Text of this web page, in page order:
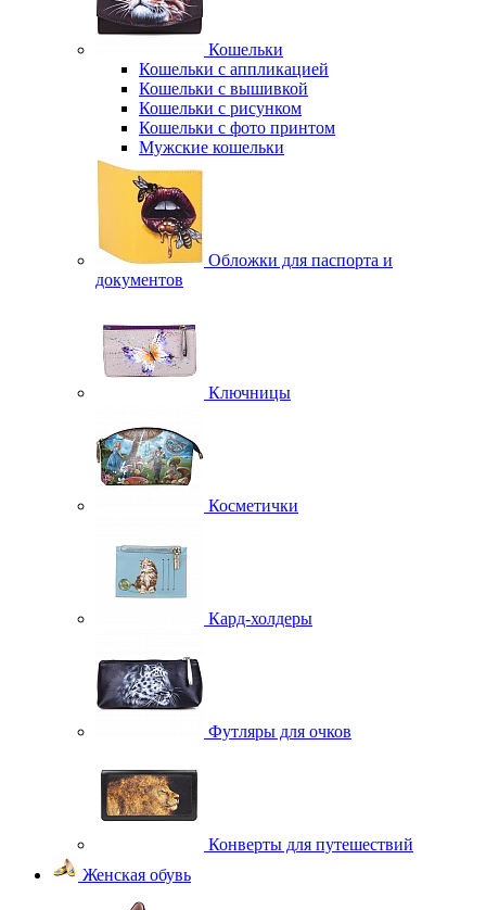
Кошельки
Кошельки с аппликацией
Кошельки с вышивкой
Кошельки с рисунком
Кошельки с фото принтом
Мужские кошельки
Обложки для паспорта и
документов
Ключницы
Косметички
Кард-холдеры
Футляры для очков
Конверты для путешествий
Женская обувь